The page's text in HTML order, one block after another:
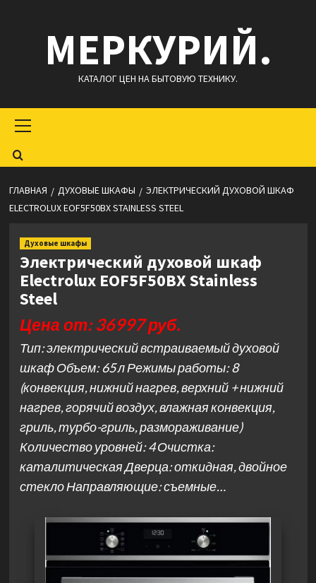
содержимомуМЕРКУРИЙ.
КАТАЛОГ ЦЕН НА БЫТОВУЮ ТЕХНИКУ.
меню
ГЛАВНАЯ ДУХОВЫЕ ШКАФЫ
ЭЛЕКТРИЧЕСКИЙ ДУХОВОЙ ШКАФ
ELECTROLUX EOF5F50BX STAINLESS STEEL
Духовые шкафы
Электрический духовой шкаф
Electrolux EOF5F50BX Stainless
Steel
Цена от: 36997 руб.
Тип: электрический встраиваемый духовой
шкаф Объем: 65 л Режимы работы: 8
(конвекция, нижний нагрев, верхний + нижний
нагрев, горячий воздух, влажная конвекция,
гриль, турбо-гриль, размораживание)
Количество уровней: 4 Очистка:
каталитическая Дверца: откидная, двойное
стекло Направляющие: съемные…